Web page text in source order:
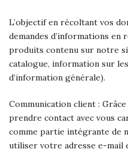
L’objectif en récoltant vos
demandes d’informations en
produits contenu sur notre
catalogue, information sur
d’information générale).
Communication client :
prendre contact avec vous
comme partie intégrante de
utiliser votre adresse e-mail